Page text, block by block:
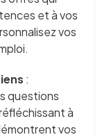
et à vos
vos
:
questions
à
vos